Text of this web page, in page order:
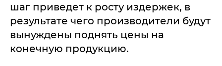
шаг приведет к росту издержек, в
результате чего производители будут
вынуждены поднять цены на
конечную продукцию.